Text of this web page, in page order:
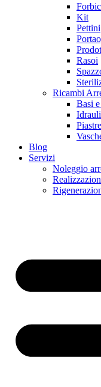
Kit
Pettini
Rasoi
Ricambi
Basi
Blog
Servizi
Noleggio